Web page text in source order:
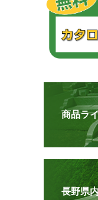
商品ラ
長野県